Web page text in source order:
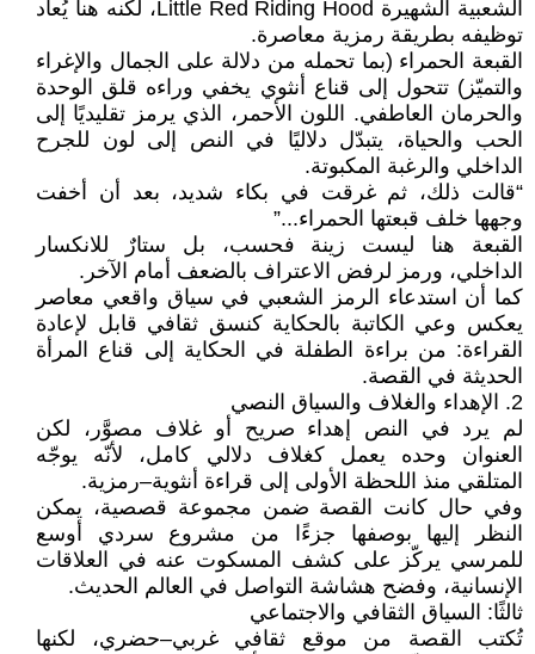
الشعبية الشهيرة Little Red Riding Hood، لكنه هنا يُعاد
توظيفه بطريقة رمزية معاصرة.
القبعة الحمراء (بما تحمله من دلالة على الجمال والإغراء
والتميّز) تتحول إلى قناع أنثوي يخفي وراءه قلق الوحدة
والحرمان العاطفي. اللون الأحمر، الذي يرمز تقليديًا إلى
الحب والحياة، يتبدّل دلاليًا في النص إلى لون للجرح
الداخلي والرغبة المكبوتة.
“قالت ذلك، ثم غرقت في بكاء شديد، بعد أن أخفت
وجهها خلف قبعتها الحمراء...”
القبعة هنا ليست زينة فحسب، بل ستارٌ للانكسار
الداخلي، ورمز لرفض الاعتراف بالضعف أمام الآخر.
كما أن استدعاء الرمز الشعبي في سياق واقعي معاصر
يعكس وعي الكاتبة بالحكاية كنسق ثقافي قابل لإعادة
القراءة: من براءة الطفلة في الحكاية إلى قناع المرأة
الحديثة في القصة.
2. الإهداء والغلاف والسياق النصي
لم يرد في النص إهداء صريح أو غلاف مصوَّر، لكن
العنوان وحده يعمل كغلاف دلالي كامل، لأنّه يوجّه
المتلقي منذ اللحظة الأولى إلى قراءة أنثوية–رمزية.
وفي حال كانت القصة ضمن مجموعة قصصية، يمكن
النظر إليها بوصفها جزءًا من مشروع سردي أوسع
للمرسي يركّز على كشف المسكوت عنه في العلاقات
الإنسانية، وفضح هشاشة التواصل في العالم الحديث.
ثالثًا: السياق الثقافي والاجتماعي
تُكتب القصة من موقع ثقافي غربي–حضري، لكنها